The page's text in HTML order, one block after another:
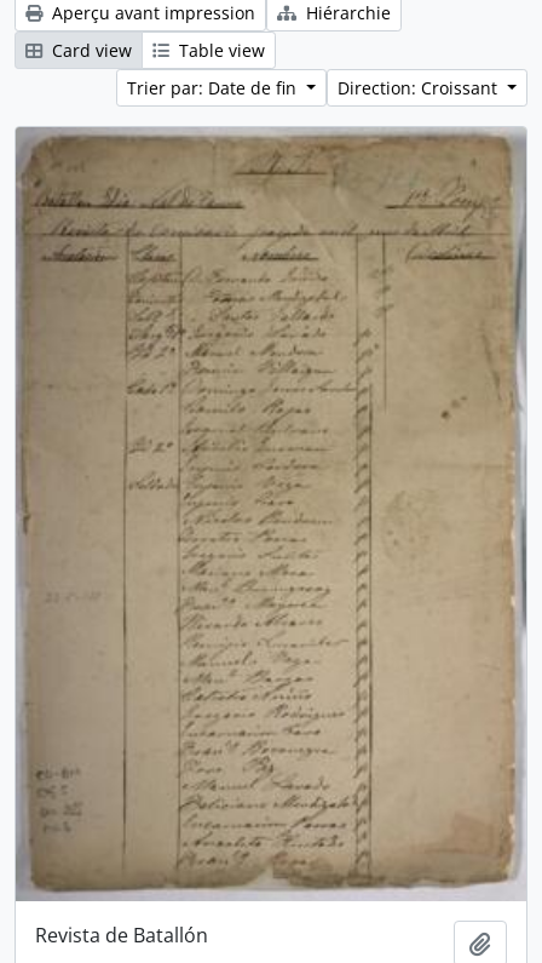
Aperçu avant impression
Hiérarchie
Card view
Table view
Trier par: Date de fin
Direction: Croissant
Revista de Batallón